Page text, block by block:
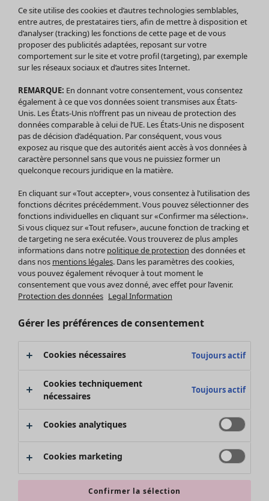
Soldes Vêtements
Tous les vêtements
Robes
Tuniques
Blouses
Tops
Gilets
Pantalon
Jupes
Leggings et collants
Accessoires
Chaussures
Vêtements de bain
Basics
Soldes Mobilier
Bonnes affaires déco
Décoration
Textiles
Tapis
Éponge
Promos SOLDES
Les promos de Gudrun Sjödén
Nouvel arrivage
Bonnes affaires en soldes - jusqu'à -70
Ce site utilise des cookies et d’autres technologies semblables,
entre autres, de prestataires tiers, afin de mettre à disposition et
d’analyser (tracking) les fonctions de cette page et de vous
proposer des publicités adaptées, reposant sur votre
comportement sur le site et votre profil (targeting), par exemple
sur les réseaux sociaux et d’autres sites Internet.
REMARQUE: En donnant votre consentement, vous consentez
également à ce que vos données soient transmises aux États-
Unis. Les États-Unis n’offrent pas un niveau de protection des
données comparable à celui de l’UE. Les États-Unis ne disposent
pas de décision d’adéquation. Par conséquent, vous vous
exposez au risque que des autorités aient accès à vos données à
caractère personnel sans que vous ne puissiez former un
quelconque recours juridique en la matière.
En cliquant sur «Tout accepter», vous consentez à l’utilisation des
fonctions décrites précédemment. Vous pouvez sélectionner des
fonctions individuelles en cliquant sur «Confirmer ma sélection».
Si vous cliquez sur «Tout refuser», aucune fonction de tracking et
de targeting ne sera exécutée. Vous trouverez de plus amples
informations dans notre politique de protection des données et
dans nos mentions légales. Dans les paramètres des cookies,
vous pouvez également révoquer à tout moment le
consentement que vous avez donné, avec effet pour l’avenir.
Protection des données Legal Information
Gérer les préférences de consentement
Cookies nécessaires Toujours actif
Cookies techniquement
nécessaires
Toujours actif
Cookies analytiques
Cookies marketing
Confirmer la sélection